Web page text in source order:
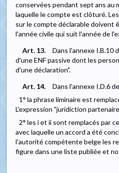
conservées pendant sept ans au
laquelle le compte est clôturé.
sur le compte déclarable doivent
l'année civile qui suit l'année de
Art. 13.
Dans l'annexe I.B.10
d'une ENF passive dont les
d'une déclaration".
Art. 14.
Dans l'annexe I.D.6
1° la phrase liminaire est
L'expression "juridiction
2° les i et ii sont remplacés par
avec laquelle un accord a été
l'autorité compétente belge les
figure dans une liste publiée et